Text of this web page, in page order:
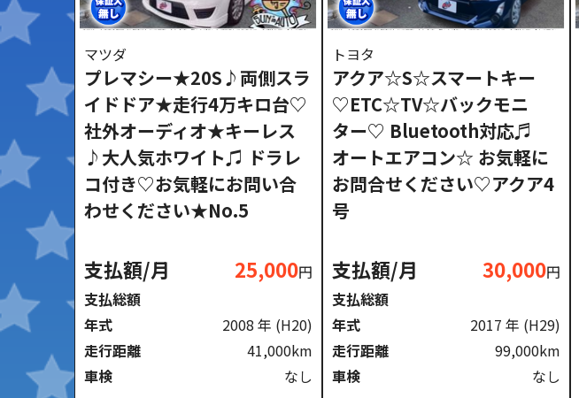
マツダ
プレマシー★20S♪両側スラ
イドドア★走行4万キロ台♡
社外オーディオ★キーレス
♪大人気ホワイト♫ ドラレ
コ付き♡お気軽にお問い合
わせください★No.5
支払額/月 25,000円
支払総額
年式
2008 年 (H20)
走行距離
41,000km
車検
なし
トヨタ
アクア☆S☆スマートキー
♡ETC☆TV☆バックモニ
ター♡ Bluetooth対応♬
オートエアコン☆ お気軽に
お問合せください♡アクア4
号
支払額/月 30,000円
支払総額
年式
2017 年 (H29)
走行距離
99,000km
車検
なし